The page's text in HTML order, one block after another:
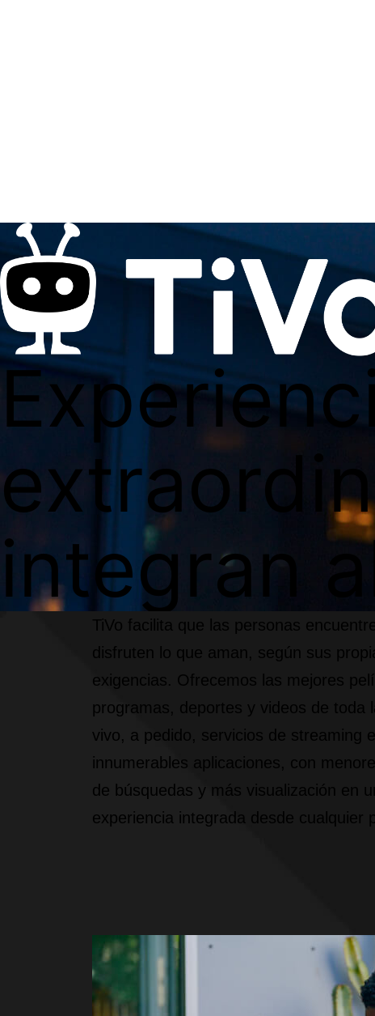
integran
TiVo facilita que las personas
disfruten lo que aman, según sus
exigencias. Ofrecemos las mejores
programas, deportes y videos de toda
vivo, a pedido, servicios de streaming e
innumerables aplicaciones, con
de búsquedas y más visualización en
experiencia integrada desde cualquier